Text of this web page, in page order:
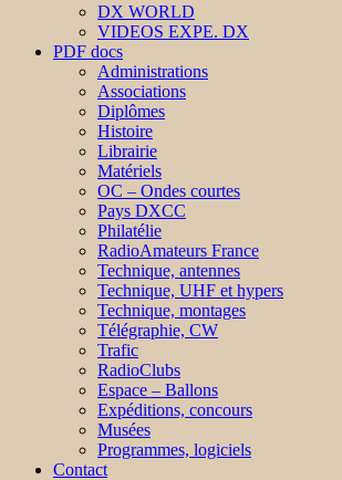
DX WORLD
VIDEOS EXPE. DX
PDF docs
Administrations
Associations
Diplômes
Histoire
Librairie
Matériels
OC – Ondes courtes
Pays DXCC
Philatélie
RadioAmateurs France
Technique, antennes
Technique, UHF et hypers
Technique, montages
Télégraphie, CW
Trafic
RadioClubs
Espace – Ballons
Expéditions, concours
Musées
Programmes, logiciels
Contact